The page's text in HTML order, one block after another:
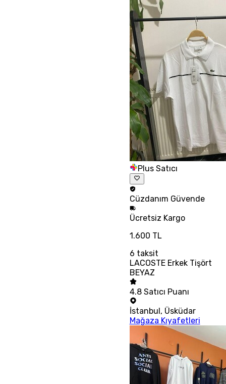
Plus Satıcı
Cüzdanım Güvende
Ücretsiz Kargo
1.600 TL
6 taksit
LACOSTE Erkek Tişört
BEYAZ
4.8 Satıcı Puanı
İstanbul, Üsküdar
Mağaza Kıyafetleri